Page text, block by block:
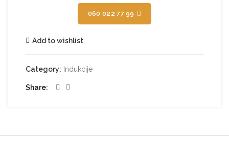
060 022 77 99
Add to wishlist
Category: Indukcije
Share